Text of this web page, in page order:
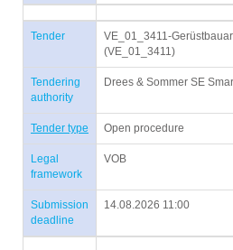
Tender
VE_01_3411-
(VE_01_3411)
Tendering
authority
Drees & Sommer SE
Tender type Open procedure
Legal
framework
VOB
Submission
deadline
14.08.2026 11:00